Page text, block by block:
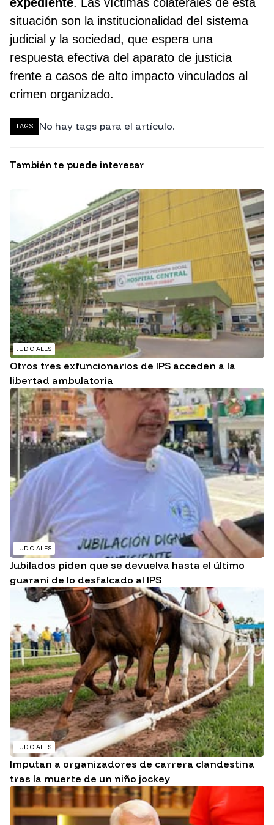
situación son la institucionalidad del sistema
judicial y la sociedad, que espera una
respuesta efectiva del aparato de justicia
frente a casos de alto impacto vinculados al
crimen organizado.
TAGS No hay tags para el artículo.
También te puede interesar
JUDICIALES
Otros tres exfuncionarios de IPS acceden a la
libertad ambulatoria
JUDICIALES
Jubilados piden que se devuelva hasta el último
guaraní de lo desfalcado al IPS
JUDICIALES
Imputan a organizadores de carrera clandestina
tras la muerte de un niño jockey